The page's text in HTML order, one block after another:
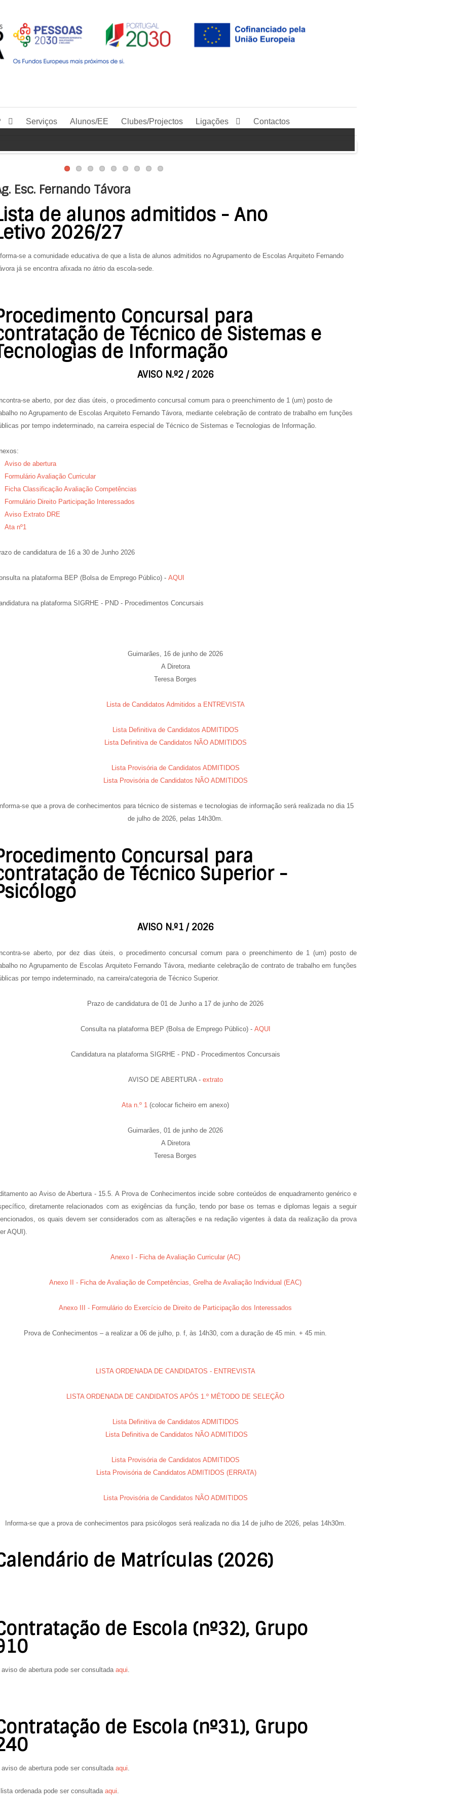
Serviços Alunos/EE Clubes/Projectos Ligações Contactos
Esc. Fernando Távora
de alunos admitidos - Ano
2026/27
se a comunidade educativa de que a lista de alunos admitidos no Agrupamento de Escolas Arquiteto Fernando
já se encontra afixada no átrio da escola-sede.
Concursal para
de Técnico de Sistemas e
de Informação
AVISO N.º2 / 2026
se aberto, por dez dias úteis, o procedimento concursal comum para o preenchimento de 1 (um) posto de
no Agrupamento de Escolas Arquiteto Fernando Távora, mediante celebração de contrato de trabalho em funções
por tempo indeterminado, na carreira especial de Técnico de Sistemas e Tecnologias de Informação.
Aviso de abertura
Formulário Avaliação Curricular
Ficha Classificação Avaliação Competências
Formulário Direito Participação Interessados
Aviso Extrato DRE
Ata nº1
de candidatura de 16 a 30 de Junho 2026
na plataforma BEP (Bolsa de Emprego Público) - AQUI
na plataforma SIGRHE - PND - Procedimentos Concursais
Guimarães, 16 de junho de 2026
A Diretora
Teresa Borges
Lista de Candidatos Admitidos a ENTREVISTA
Lista Definitiva de Candidatos ADMITIDOS
Lista Definitiva de Candidatos NÃO ADMITIDOS
Lista Provisória de Candidatos ADMITIDOS
Lista Provisória de Candidatos NÃO ADMITIDOS
Informa-se que a prova de conhecimentos para técnico de sistemas e tecnologias de informação será realizada no dia 15
de julho de 2026, pelas 14h30m.
Concursal para
de Técnico Superior -
AVISO N.º1 / 2026
se aberto, por dez dias úteis, o procedimento concursal comum para o preenchimento de 1 (um) posto de
no Agrupamento de Escolas Arquiteto Fernando Távora, mediante celebração de contrato de trabalho em funções
por tempo indeterminado, na carreira/categoria de Técnico Superior.
Prazo de candidatura de 01 de Junho a 17 de junho de 2026
Consulta na plataforma BEP (Bolsa de Emprego Público) - AQUI
Candidatura na plataforma SIGRHE - PND - Procedimentos Concursais
AVISO DE ABERTURA - extrato
Ata n.º 1 (colocar ficheiro em anexo)
Guimarães, 01 de junho de 2026
A Diretora
Teresa Borges
ao Aviso de Abertura - 15.5. A Prova de Conhecimentos incide sobre conteúdos de enquadramento genérico e
diretamente relacionados com as exigências da função, tendo por base os temas e diplomas legais a seguir
os quais devem ser considerados com as alterações e na redação vigentes à data da realização da prova
AQUI).
Anexo I - Ficha de Avaliação Curricular (AC)
Anexo II - Ficha de Avaliação de Competências, Grelha de Avaliação Individual (EAC)
Anexo III - Formulário do Exercício de Direito de Participação dos Interessados
Prova de Conhecimentos – a realizar a 06 de julho, p. f, às 14h30, com a duração de 45 min. + 45 min.
LISTA ORDENADA DE CANDIDATOS - ENTREVISTA
LISTA ORDENADA DE CANDIDATOS APÓS 1.º MÉTODO DE SELEÇÃO
Lista Definitiva de Candidatos ADMITIDOS
Lista Definitiva de Candidatos NÃO ADMITIDOS
Lista Provisória de Candidatos ADMITIDOS
Lista Provisória de Candidatos ADMITIDOS (ERRATA)
Lista Provisória de Candidatos NÃO ADMITIDOS
Informa-se que a prova de conhecimentos para psicólogos será realizada no dia 14 de julho de 2026, pelas 14h30m.
de Matrículas (2026)
de Escola (nº32), Grupo
aviso de abertura pode ser consultada aqui
de Escola (nº31), Grupo
aviso de abertura pode ser consultada aqui.
ordenada pode ser consultada aqui.